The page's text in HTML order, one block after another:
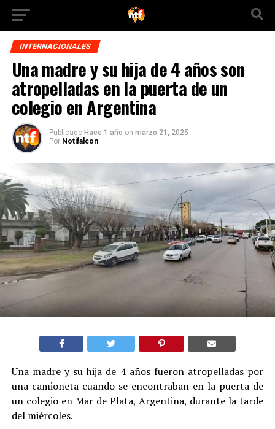
INTERNACIONALES
Una madre y su hija de 4 años son
atropelladas en la puerta de un
colegio en Argentina
Publicado Hace 1 año on marzo 21, 2025
Por Notifalcon
Una madre y su hija de 4 años fueron atropelladas por
una camioneta cuando se encontraban en la puerta de
un colegio en Mar de Plata, Argentina, durante la tarde
del miércoles.